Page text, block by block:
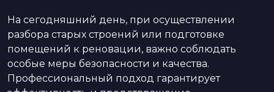
На сегодняшний день, при осуществлении
разбора старых строений или подготовке
помещений к реновации, важно соблюдать
особые меры безопасности и качества.
Профессиональный подход гарантирует